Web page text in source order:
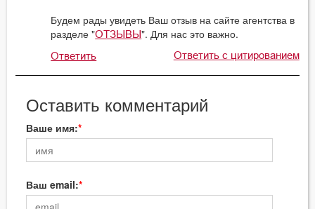
Будем рады увидеть Ваш отзыв на сайте агентства в
разделе "ОТЗЫВЫ". Для нас это важно.
Ответить Ответить с цитированием
Оставить комментарий
Ваше имя:
Ваш email: